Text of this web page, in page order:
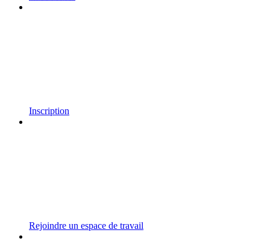
Inscription
Rejoindre un espace de travail